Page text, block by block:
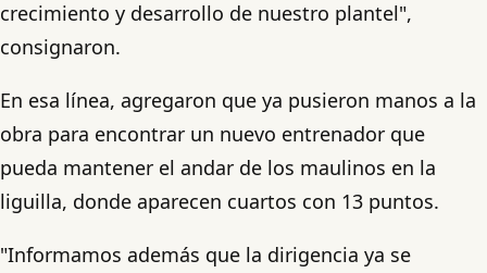
crecimiento y desarrollo de nuestro plantel",
consignaron.
En esa línea, agregaron que ya pusieron manos a la
obra para encontrar un nuevo entrenador que
pueda mantener el andar de los maulinos en la
liguilla, donde aparecen cuartos con 13 puntos.
"Informamos además que la dirigencia ya se